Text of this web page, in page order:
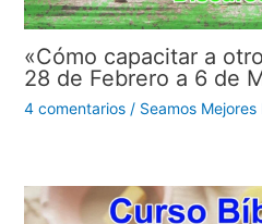
«Cómo capacitar a
28 de Febrero a 6 de
4 comentarios / Seamos